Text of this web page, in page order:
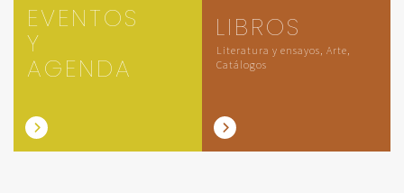
EVENTOS
Y
AGENDA
LIBROS
Literatura y ensayos, Arte,
Catálogos